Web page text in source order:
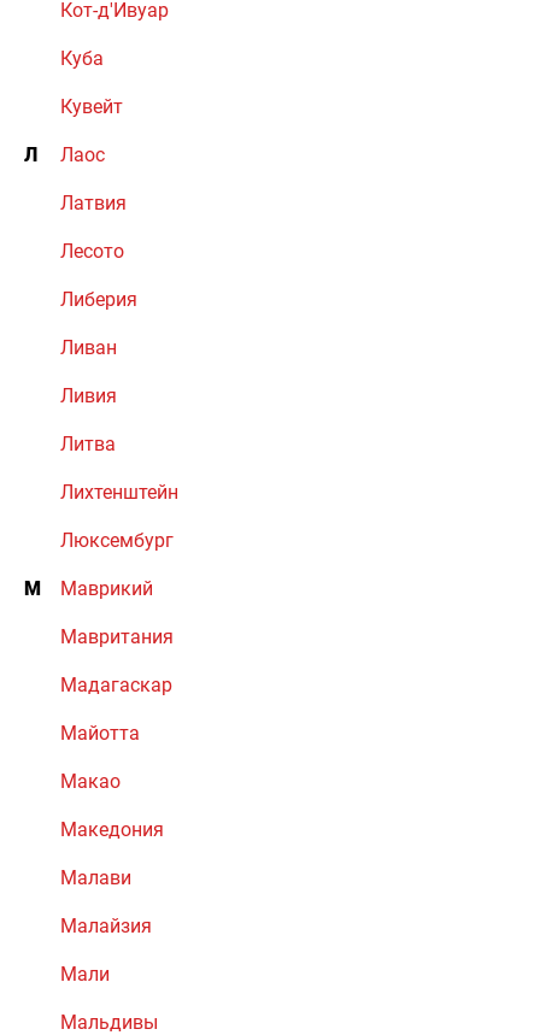
Кот-д'Ивуар
Куба
Кувейт
Л Лаос
Латвия
Лесото
Либерия
Ливан
Ливия
Литва
Лихтенштейн
Люксембург
М Маврикий
Мавритания
Мадагаскар
Майотта
Макао
Македония
Малави
Малайзия
Мали
Мальдивы